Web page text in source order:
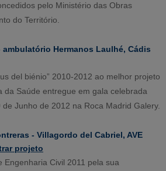
pelo Ministério das Obras
do Território.
Hermanos Laulhé, Cádis
del biénio” 2010-2012 ao melhor projeto
da Saúde entregue em gala celebrada
Junho de 2012 na Roca Madrid Galery.
- Villagordo del Cabriel, AVE
projeto
Engenharia Civil 2011 pela sua